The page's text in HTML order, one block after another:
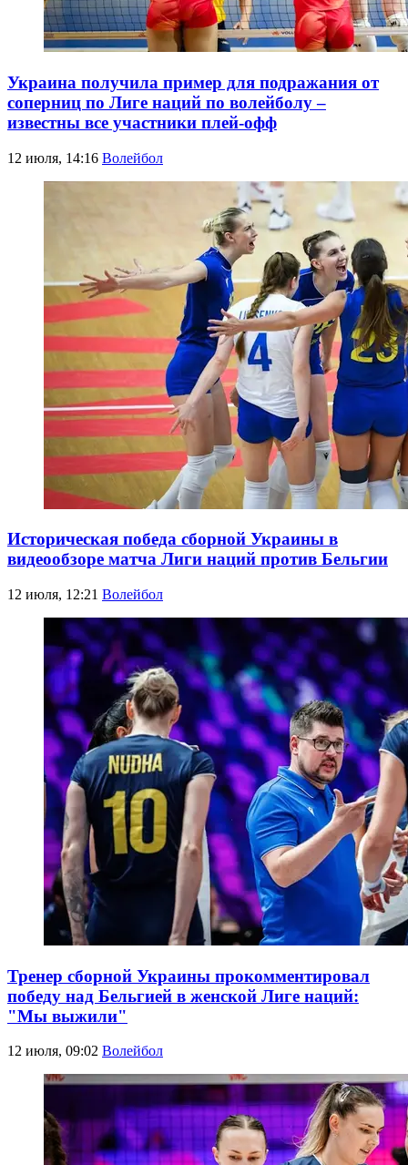
Украина получила пример для подражания от
соперниц по Лиге наций по волейболу –
известны все участники плей-офф
12 июля, 14:16 Волейбол
Историческая победа сборной Украины в
видеообзоре матча Лиги наций против Бельгии
12 июля, 12:21 Волейбол
Тренер сборной Украины прокомментировал
победу над Бельгией в женской Лиге наций:
"Мы выжили"
12 июля, 09:02 Волейбол